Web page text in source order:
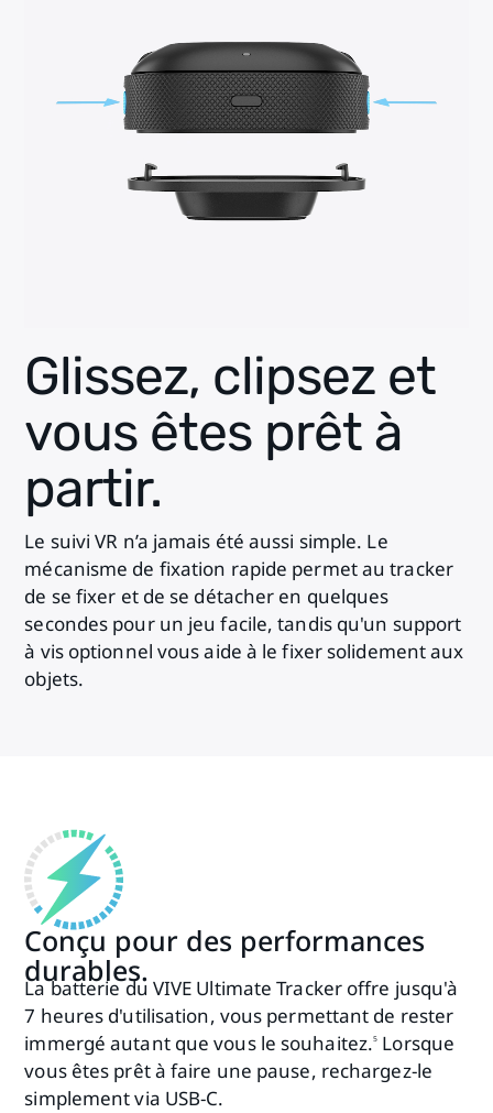
Glissez, clipsez et
vous êtes prêt à
partir.
Le suivi VR n’a jamais été aussi simple. Le
mécanisme de fixation rapide permet au tracker
de se fixer et de se détacher en quelques
secondes pour un jeu facile, tandis qu'un support
à vis optionnel vous aide à le fixer solidement aux
objets.
Conçu pour des performances
durables.
La batterie du VIVE Ultimate Tracker offre jusqu'à
7 heures d'utilisation, vous permettant de rester
immergé autant que vous le souhaitez.5 Lorsque
vous êtes prêt à faire une pause, rechargez-le
simplement via USB-C.